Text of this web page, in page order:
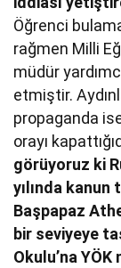
Öğrenci
rağmen Milli
müdür
etmiştir.
propaganda
orayı
görüyoruz ki
yılında kanun
Başpapaz
bir seviyeye
Okulu’na